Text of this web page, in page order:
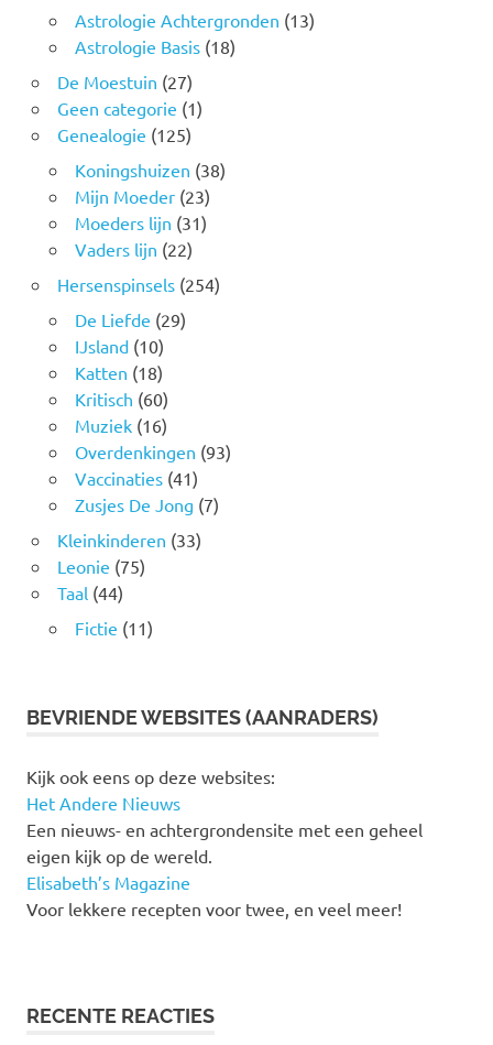
Astrologie Achtergronden (13)
Astrologie Basis(18)
De Moestuin (27)
Geen categorie (1)
Genealogie (125)
Koningshuizen (38)
Mijn Moeder(23)
Moeders lijn (31)
Vaders lijn (22)
Hersenspinsels(254)
De Liefde (29)
IJsland(10)
Katten (18)
Kritisch (60)
Muziek(16)
Overdenkingen (93)
Vaccinaties(41)
Zusjes De Jong (7)
Kleinkinderen (33)
Leonie (75)
Taal (44)
Fictie (11)
BEVRIENDE WEBSITES (AANRADERS)
Kijk ook eens op deze websites:
Het Andere Nieuws
Een nieuws- en achtergrondensite met een geheel
eigen kijk op de wereld.
Elisabeth’s Magazine
Voor lekkere recepten voor twee, en veel meer!
RECENTE REACTIES